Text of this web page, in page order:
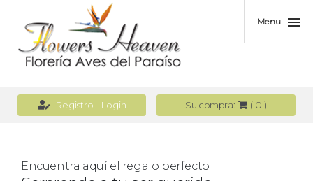
Menu
Registro - Login Su compra: ( 0 )
Encuentra aquí el regalo perfecto